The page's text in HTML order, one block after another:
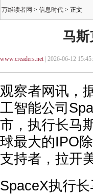
万维读者网 > 信息时代 > 正文
马斯
www.creaders.net| 2026-06-12
观察者网讯，
工智能公司
市，执行长马
球最大的IPO
支持者，拉开
SpaceX执行